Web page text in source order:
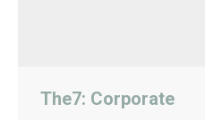
The7: Corporate